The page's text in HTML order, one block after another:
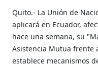
Quito.- La Unión de
aplicará en Ecuador,
hace una semana, su
Asistencia Mutua frente
establece mecanismos